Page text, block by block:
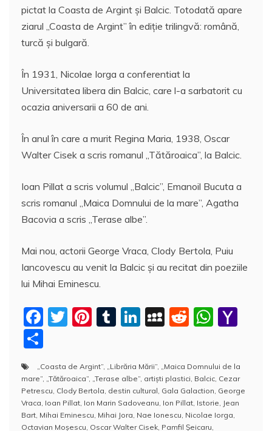
pictat la Coasta de Argint și Balcic. Totodată apare
ziarul „Coasta de Argint” în ediție trilingvă: română,
turcă și bulgară.
În 1931, Nicolae Iorga a conferentiat la
Universitatea libera din Balcic, care l-a sarbatorit cu
ocazia aniversarii a 60 de ani.
În anul în care a murit Regina Maria, 1938, Oscar
Walter Cisek a scris romanul „Tătăroaica”, la Balcic.
Ioan Pillat a scris volumul „Balcic”, Emanoil Bucuta a
scris romanul „Maica Domnului de la mare”, Agatha
Bacovia a scris „Terase albe”.
Mai nou, actorii George Vraca, Clody Bertola, Puiu
Iancovescu au venit la Balcic și au recitat din poeziile
lui Mihai Eminescu.
F
e
b
o
T
er
Pi
e
st
T
bl
r
Li
e
dI
n
M
p
a
c
R
di
t
W
s
A
p
o
o
a
rt
aj
e
„Coasta de Argint”, „Librăria Mării”, „Maica Domnului de la
mare”, „Tătăroaica”, „Terase albe”, artiști plastici, Balcic, Cezar
Petrescu, Clody Bertola, destin cultural, Gala Galaction, George
Vraca, Ioan Pillat, Ion Marin Sadoveanu, Ion Pillat, Istorie, Jean
Bart, Mihai Eminescu, Mihai Jora, Nae Ionescu, Nicolae Iorga,
Octavian Moșescu, Oscar Walter Cisek, Pamfil Şeicaru,